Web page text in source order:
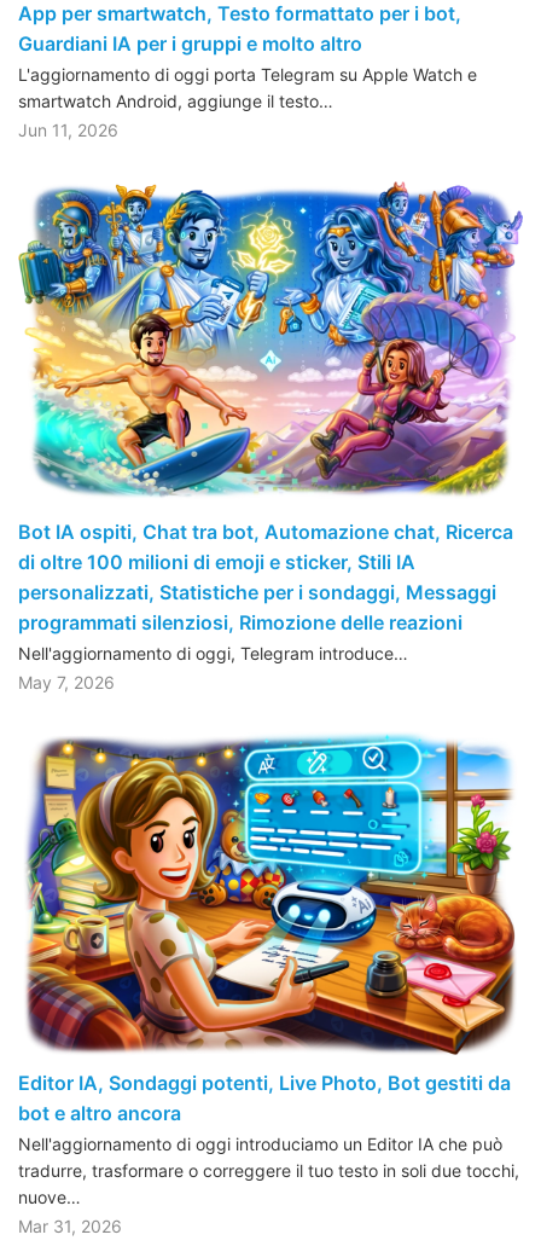
App per smartwatch, Testo formattato per i bot,
Guardiani IA per i gruppi e molto altro
L'aggiornamento di oggi porta Telegram su Apple Watch e
smartwatch Android, aggiunge il testo…
Jun 11, 2026
Bot IA ospiti, Chat tra bot, Automazione chat, Ricerca
di oltre 100 milioni di emoji e sticker, Stili IA
personalizzati, Statistiche per i sondaggi, Messaggi
programmati silenziosi, Rimozione delle reazioni
Nell'aggiornamento di oggi, Telegram introduce…
May 7, 2026
Editor IA, Sondaggi potenti, Live Photo, Bot gestiti da
bot e altro ancora
Nell'aggiornamento di oggi introduciamo un Editor IA che può
tradurre, trasformare o correggere il tuo testo in soli due tocchi,
nuove…
Mar 31, 2026